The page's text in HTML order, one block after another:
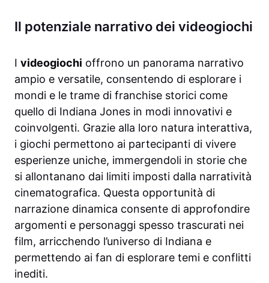
Il potenziale narrativo dei videogiochi
I videogiochi offrono un panorama narrativo
ampio e versatile, consentendo di esplorare i
mondi e le trame di franchise storici come
quello di Indiana Jones in modi innovativi e
coinvolgenti. Grazie alla loro natura interattiva,
i giochi permettono ai partecipanti di vivere
esperienze uniche, immergendoli in storie che
si allontanano dai limiti imposti dalla narratività
cinematografica. Questa opportunità di
narrazione dinamica consente di approfondire
argomenti e personaggi spesso trascurati nei
film, arricchendo l’universo di Indiana e
permettendo ai fan di esplorare temi e conflitti
inediti.